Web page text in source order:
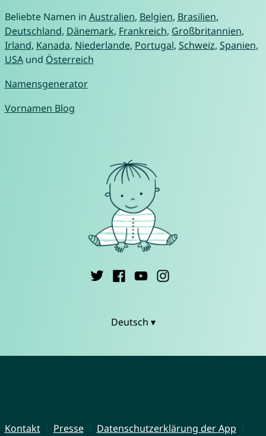
Beliebte Namen in Australien, Belgien, Brasilien,
Deutschland, Dänemark, Frankreich, Großbritannien,
Irland, Kanada, Niederlande, Portugal, Schweiz, Spanien,
USAund Österreich
Namensgenerator
Vornamen Blog
Deutsch ▾
Kontakt Presse
Datenschutzerklärung der App